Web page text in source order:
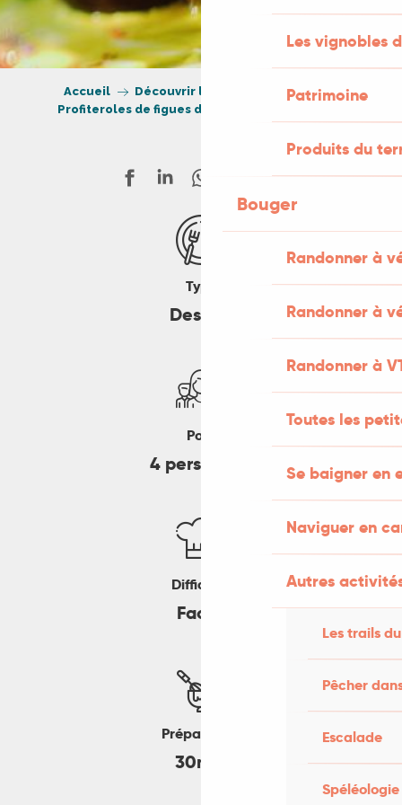
Les vignobles
Patrimoine
Produits du
Bouger
Randonner à
Randonner à
Randonner à
Toutes les
Se baigner en
Naviguer en
Autres
Les trails
Pêcher
Escalade
Spéléologie
Accueil Découvrir le Lot
Recettes
Profiteroles de figues du Quercy, sauce safran
Type
Dessert
Pour
4 personnes
Difficulté
Facile
Préparation
30min